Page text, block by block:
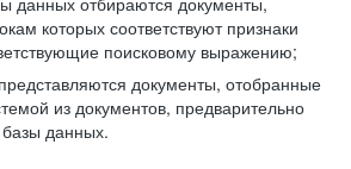
которых соответствуют признаки
поисковому выражению;
документы, отобранные
из документов, предварительно
данных.